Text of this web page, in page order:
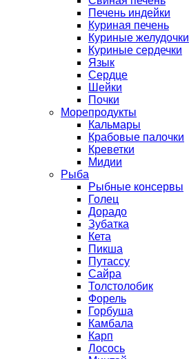
Печень индейки
Куриная печень
Куриные желудочки
Куриные сердечки
Язык
Сердце
Шейки
Почки
Морепродукты
Кальмары
Крабовые палочки
Креветки
Мидии
Рыба
Рыбные консервы
Голец
Дорадо
Зубатка
Кета
Пикша
Путассу
Сайра
Толстолобик
Форель
Горбуша
Камбала
Карп
Лосось